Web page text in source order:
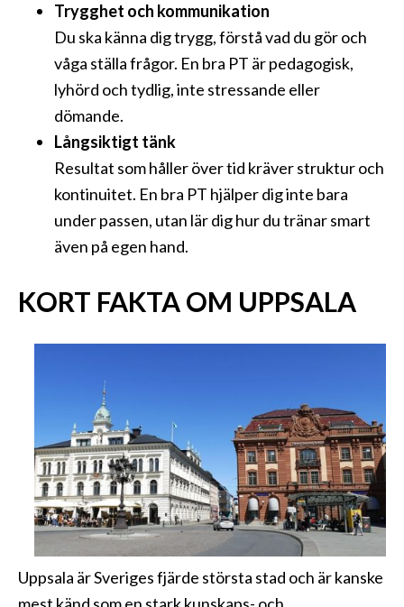
Trygghet och kommunikation
Du ska känna dig trygg, förstå vad du gör och
våga ställa frågor. En bra PT är pedagogisk,
lyhörd och tydlig, inte stressande eller
dömande.
Långsiktigt tänk
Resultat som håller över tid kräver struktur och
kontinuitet. En bra PT hjälper dig inte bara
under passen, utan lär dig hur du tränar smart
även på egen hand.
KORT FAKTA OM UPPSALA
Uppsala är Sveriges fjärde största stad och är kanske